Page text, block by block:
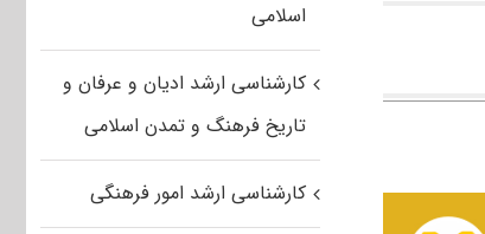
اسلامی
کارشناسی ارشد ادیان و عرفان و
تاریخ فرهنگ و تمدن اسلامی
کارشناسی ارشد امور فرهنگی